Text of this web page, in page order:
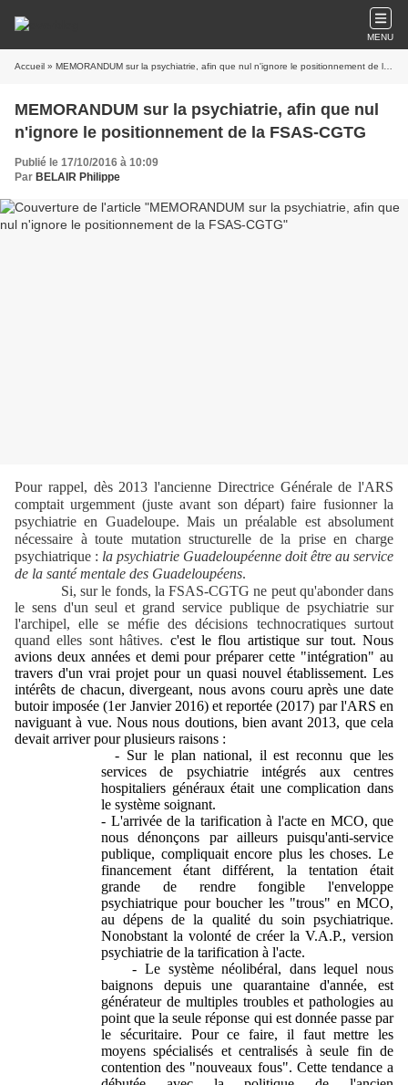
MENU
Accueil » MEMORANDUM sur la psychiatrie, afin que nul n'ignore le positionnement de la FSAS-CGTG
MEMORANDUM sur la psychiatrie, afin que nul
n'ignore le positionnement de la FSAS-CGTG
Publié le 17/10/2016 à 10:09
Par BELAIR Philippe
Pour rappel, dès 2013 l'ancienne Directrice Générale de l'ARS
comptait urgemment (juste avant son départ) faire fusionner la
psychiatrie en Guadeloupe. Mais un préalable est absolument
nécessaire à toute mutation structurelle de la prise en charge
psychiatrique : la psychiatrie Guadeloupéenne doit être au service
de la santé mentale des Guadeloupéens.
Si, sur le fonds, la FSAS-CGTG ne peut qu'abonder dans
le sens d'un seul et grand service publique de psychiatrie sur
l'archipel, elle se méfie des décisions technocratiques surtout
quand elles sont hâtives. c'est le flou artistique sur tout. Nous
avions deux années et demi pour préparer cette "intégration" au
travers d'un vrai projet pour un quasi nouvel établissement. Les
intérêts de chacun, divergeant, nous avons couru après une date
butoir imposée (1er Janvier 2016) et reportée (2017) par l'ARS en
naviguant à vue. Nous nous doutions, bien avant 2013, que cela
devait arriver pour plusieurs raisons :
- Sur le plan national, il est reconnu que les
services de psychiatrie intégrés aux centres
hospitaliers généraux était une complication dans
le système soignant.
- L'arrivée de la tarification à l'acte en MCO, que
nous dénonçons par ailleurs puisqu'anti-service
publique, compliquait encore plus les choses. Le
financement étant différent, la tentation était
grande de rendre fongible l'enveloppe
psychiatrique pour boucher les "trous" en MCO,
au dépens de la qualité du soin psychiatrique.
Nonobstant la volonté de créer la V.A.P., version
psychiatrie de la tarification à l'acte.
- Le système néolibéral, dans lequel nous
baignons depuis une quarantaine d'année, est
générateur de multiples troubles et pathologies au
point que la seule réponse qui est donnée passe par
le sécuritaire. Pour ce faire, il faut mettre les
moyens spécialisés et centralisés à seule fin de
contention des "nouveaux fous". Cette tendance a